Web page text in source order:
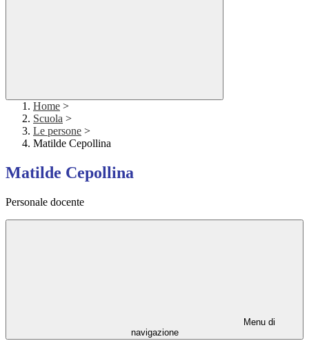
Home >
Scuola >
Le persone >
Matilde Cepollina
Matilde Cepollina
Personale docente
Menu di
navigazione